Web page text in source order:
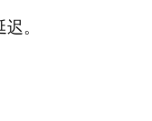
。